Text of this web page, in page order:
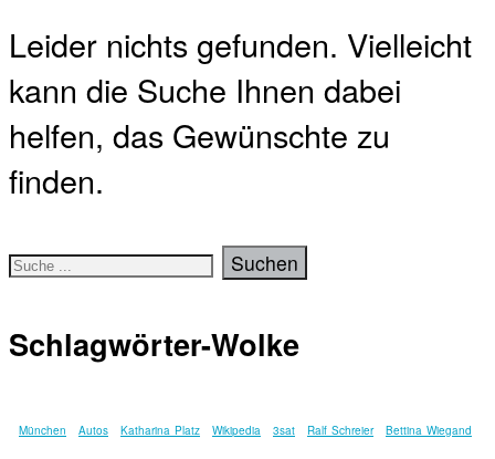
Leider nichts gefunden. Vielleicht
kann die Suche Ihnen dabei
helfen, das Gewünschte zu
finden.
Schlagwörter-Wolke
München Autos Katharina Platz Wikipedia 3sat Ralf Schreier Bettina Wiegand